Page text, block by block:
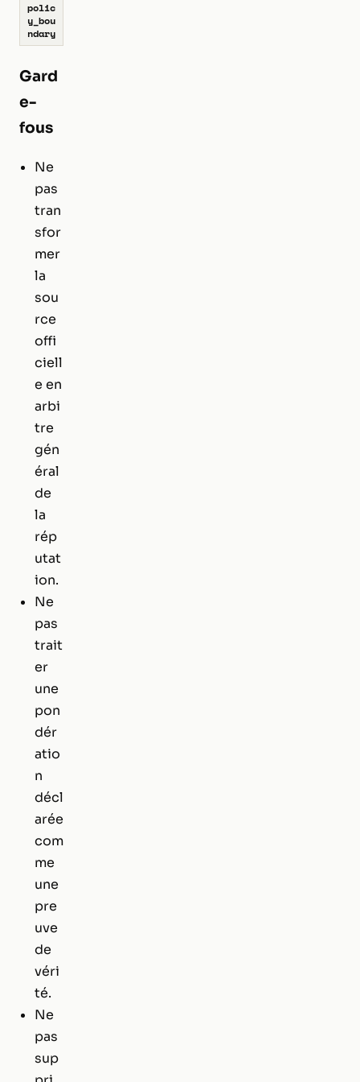
polic
y_bou
ndary
Gard
e-
fous
Ne
pas
tran
sfor
mer
la
sou
rce
offi
ciell
e en
arbi
tre
gén
éral
de
la
rép
utat
ion.
Ne
pas
trait
er
une
pon
dér
atio
n
décl
arée
com
me
une
pre
uve
de
véri
té.
Ne
pas
sup